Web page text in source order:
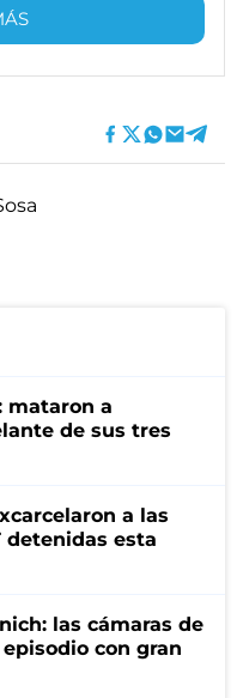
mataron a
de sus tres
a las
detenidas esta
las cámaras de
con gran